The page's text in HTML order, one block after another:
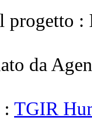
progetto
da
TGIR